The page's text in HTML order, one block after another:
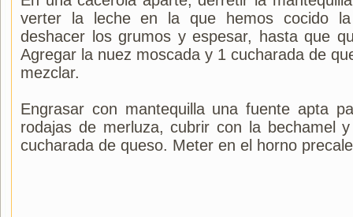
verter la leche en la que hemos cocido la
deshacer los grumos y espesar, hasta que
Agregar la nuez moscada y 1 cucharada de
mezclar.
Engrasar con mantequilla una fuente apta
rodajas de merluza, cubrir con la bechamel
cucharada de queso. Meter en el horno